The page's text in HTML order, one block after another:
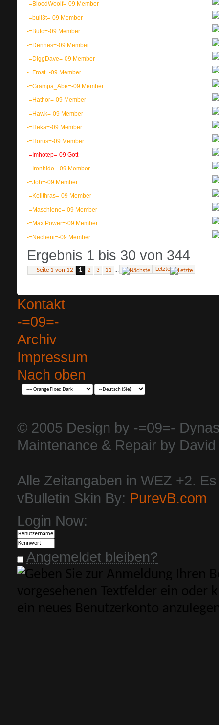
-=BloodWoolf=-09 Member
-=bull3t=-09 Member
-=Buto=-09 Member
-=Dennes=-09 Member
-=DiggDave=-09 Member
-=Frost=-09 Member
-=Grampa_Abe=-09 Member
-=Hathor=-09 Member
-=Hawk=-09 Member
-=Heka=-09 Member
-=Horus=-09 Member
-=Imhotep=-09 Gott
-=Ironhide=-09 Member
-=Joh=-09 Member
-=Kelithras=-09 Member
-=Maschiene=-09 Member
-=Max Power=-09 Member
-=Necheni=-09 Member
Ergebnis 1 bis 30 von 344
Seite 1 von 12 1 2 3 11 ... Letzte
Kontakt
-=09=-
Archiv
Impressum
Nach oben
© 2005 Design by -=09=-
Maintenance & Repair by
Alle Zeitangaben in WEZ +2.
vBulletin Skin By: PurevB.com
Login Now:
Angemeldet bleiben?